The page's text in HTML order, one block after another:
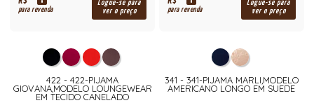
para revenda
Logue-se para
ver o preço
422 - 422-PIJAMA
GIOVANA,MODELO LOUNGEWEAR
EM TECIDO CANELADO
para revenda
Logue-se para
ver o preço
341 - 341-PIJAMA MARLI,MODELO
AMERICANO LONGO EM SUEDE